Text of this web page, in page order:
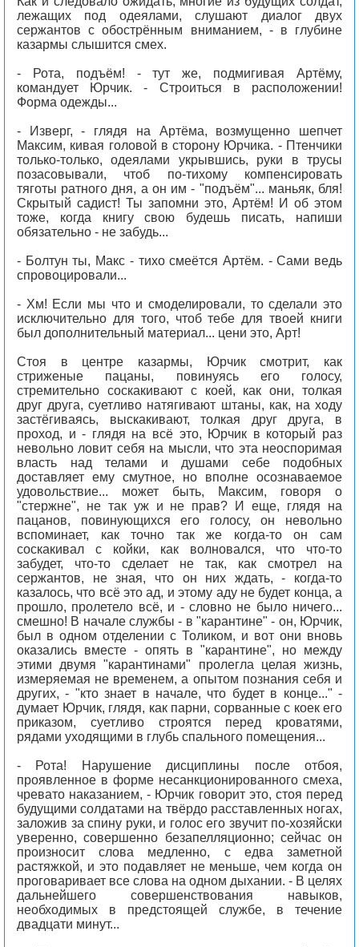
лежащих под одеялами, слушают диалог двух
сержантов с обострённым вниманием, - в глубине
казармы слышится смех.
- Рота, подъём! - тут же, подмигивая Артёму,
командует Юрчик. - Строиться в расположении!
Форма одежды...
- Изверг, - глядя на Артёма, возмущенно шепчет
Максим, кивая головой в сторону Юрчика. - Птенчики
только-только, одеялами укрывшись, руки в трусы
позасовывали, чтоб по-тихому компенсировать
тяготы ратного дня, а он им - "подъём"... маньяк, бля!
Скрытый садист! Ты запомни это, Артём! И об этом
тоже, когда книгу свою будешь писать, напиши
обязательно - не забудь...
- Болтун ты, Макс - тихо смеётся Артём. - Сами ведь
спровоцировали...
- Хм! Если мы что и смоделировали, то сделали это
исключительно для того, чтоб тебе для твоей книги
был дополнительный материал... цени это, Арт!
Стоя в центре казармы, Юрчик смотрит, как
стриженые пацаны, повинуясь его голосу,
стремительно соскакивают с коей, как они, толкая
друг друга, суетливо натягивают штаны, как, на ходу
застёгиваясь, выскакивают, толкая друг друга, в
проход, и - глядя на всё это, Юрчик в который раз
невольно ловит себя на мысли, что эта неоспоримая
власть над телами и душами себе подобных
доставляет ему смутное, но вполне осознаваемое
удовольствие... может быть, Максим, говоря о
"стержне", не так уж и не прав? И еще, глядя на
пацанов, повинующихся его голосу, он невольно
вспоминает, как точно так же когда-то он сам
соскакивал с койки, как волновался, что что-то
забудет, что-то сделает не так, как смотрел на
сержантов, не зная, что он них ждать, - когда-то
казалось, что всё это ад, и этому аду не будет конца, а
прошло, пролетело всё, и - словно не было ничего...
смешно! В начале службы - в "карантине" - он, Юрчик,
был в одном отделении с Толиком, и вот они вновь
оказались вместе - опять в "карантине", но между
этими двумя "карантинами" пролегла целая жизнь,
измеряемая не временем, а опытом познания себя и
других, - "кто знает в начале, что будет в конце..." -
думает Юрчик, глядя, как парни, сорванные с коек его
приказом, суетливо строятся перед кроватями,
рядами уходящими в глубь спального помещения...
- Рота! Нарушение дисциплины после отбоя,
проявленное в форме несанкционированного смеха,
чревато наказанием, - Юрчик говорит это, стоя перед
будущими солдатами на твёрдо расставленных ногах,
заложив за спину руки, и голос его звучит по-хозяйски
уверенно, совершенно безапелляционно; сейчас он
произносит слова медленно, с едва заметной
растяжкой, и это подавляет не меньше, чем когда он
проговаривает все слова на одном дыхании. - В целях
дальнейшего совершенствования навыков,
необходимых в предстоящей службе, в течение
двадцати минут...